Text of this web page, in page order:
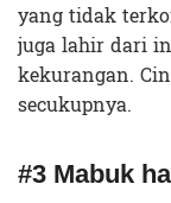
yang tidak
juga lahir dari
kekurangan.
secukupnya.
#3 Mabuk